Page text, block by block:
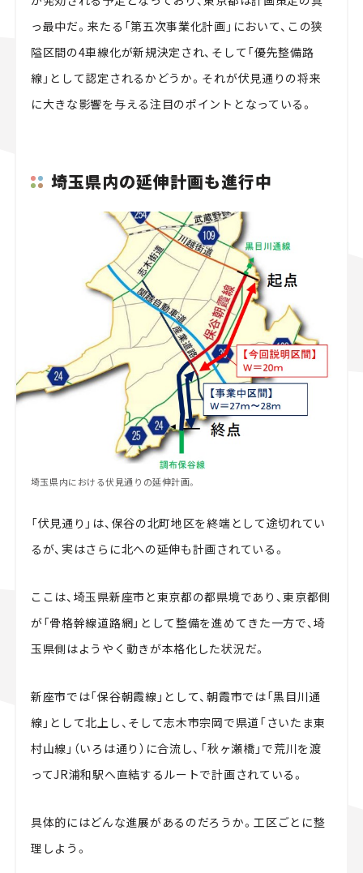
っ最中だ。来たる「第五次事業化計画」において、この狭
隘区間の4車線化が新規決定され、そして「優先整備路
線」として認定されるかどうか。それが伏見通りの将来
に大きな影響を与える注目のポイントとなっている。
埼玉県内の延伸計画も進行中
埼玉県内における伏見通りの延伸計画。
「伏見通り」は、保谷の北町地区を終端として途切れてい
るが、実はさらに北への延伸も計画されている。
ここは、埼玉県新座市と東京都の都県境であり、東京都側
が「骨格幹線道路網」として整備を進めてきた一方で、埼
玉県側はようやく動きが本格化した状況だ。
新座市では「保谷朝霞線」として、朝霞市では「黒目川通
線」として北上し、そして志木市宗岡で県道「さいたま東
村山線」（いろは通り）に合流し、「秋ヶ瀬橋」で荒川を渡
ってJR浦和駅へ直結するルートで計画されている。
具体的にはどんな進展があるのだろうか。工区ごとに整
理しよう。